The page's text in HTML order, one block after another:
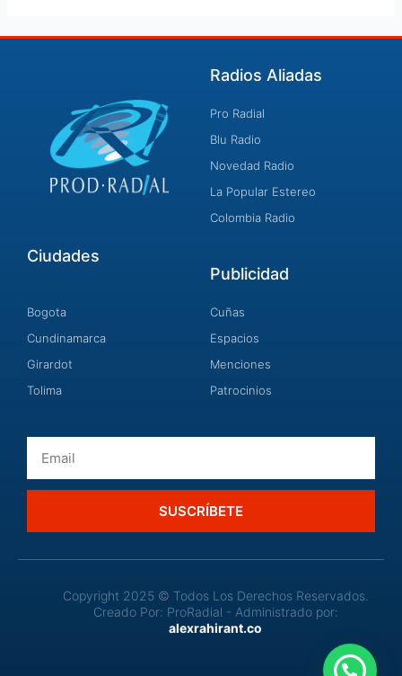
Radios Aliadas
Pro Radial
Blu Radio
Novedad Radio
La Popular Estereo
Colombia Radio
Ciudades
Bogota
Cundinamarca
Girardot
Tolima
Publicidad
Cuñas
Espacios
Menciones
Patrocinios
SUSCRÍBETE
Copyright 2025 © Todos Los Derechos Reservados.
Creado Por: ProRadial - Administrado por:
alexrahirant.co